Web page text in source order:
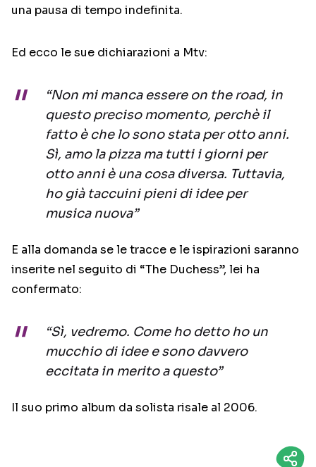
una pausa di tempo indefinita.
Ed ecco le sue dichiarazioni a Mtv:
“Non mi manca essere on the road, in
questo preciso momento, perchè il
fatto è che lo sono stata per otto anni.
Sì, amo la pizza ma tutti i giorni per
otto anni è una cosa diversa. Tuttavia,
ho già taccuini pieni di idee per
musica nuova”
E alla domanda se le tracce e le ispirazioni saranno
inserite nel seguito di “The Duchess”, lei ha
confermato:
“Sì, vedremo. Come ho detto ho un
mucchio di idee e sono davvero
eccitata in merito a questo”
Il suo primo album da solista risale al 2006.